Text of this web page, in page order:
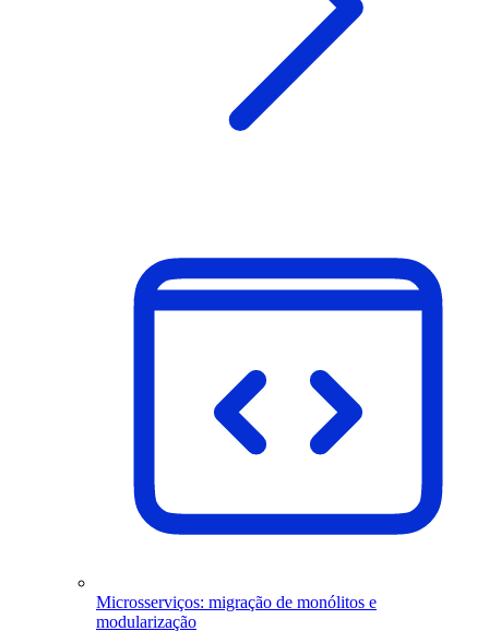
Microsserviços: migração de monólitos e
modularização